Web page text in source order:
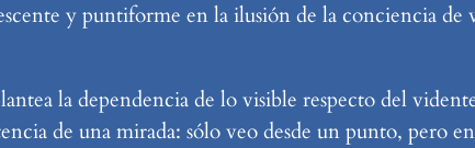
y puntiforme en la ilusión de la conciencia de
la dependencia de lo visible respecto del
de una mirada: sólo veo desde un punto, pero